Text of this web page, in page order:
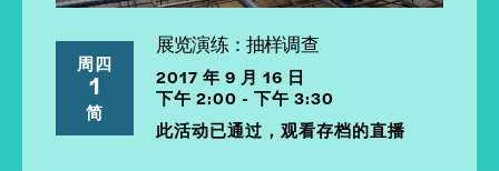
周四
1
简
展览演练：抽样调查
2017 年 9 月 16 日
下午 2:00 - 下午 3:30
此活动已通过，观看存档的直播